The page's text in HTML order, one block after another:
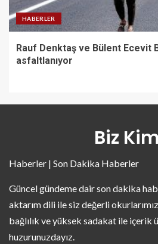
HABERLER
Rauf Denktaş ve Bülent Ecevit
asfaltlanıyor
Biz
Haberler | Son Dakika Haberler
Güncel gündeme dair son dakika
aktarım dili ile siz değerli
bağlılık ve yüksek sadakat ile içerik
huzurunuzdayız.